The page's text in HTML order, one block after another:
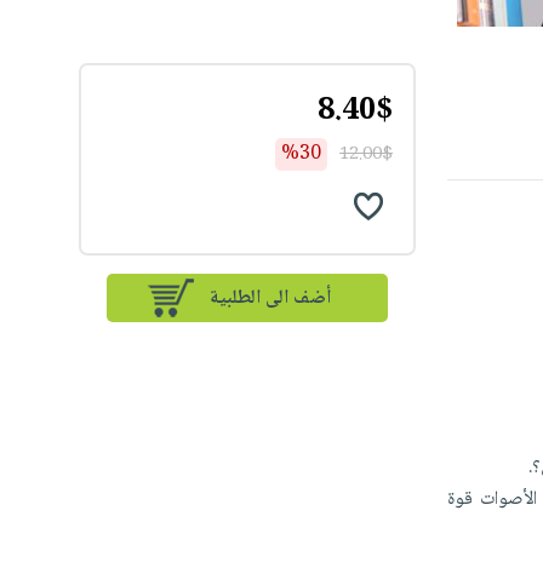
قوة
8.40$
12.00$
%30
أضف الى الطلبية